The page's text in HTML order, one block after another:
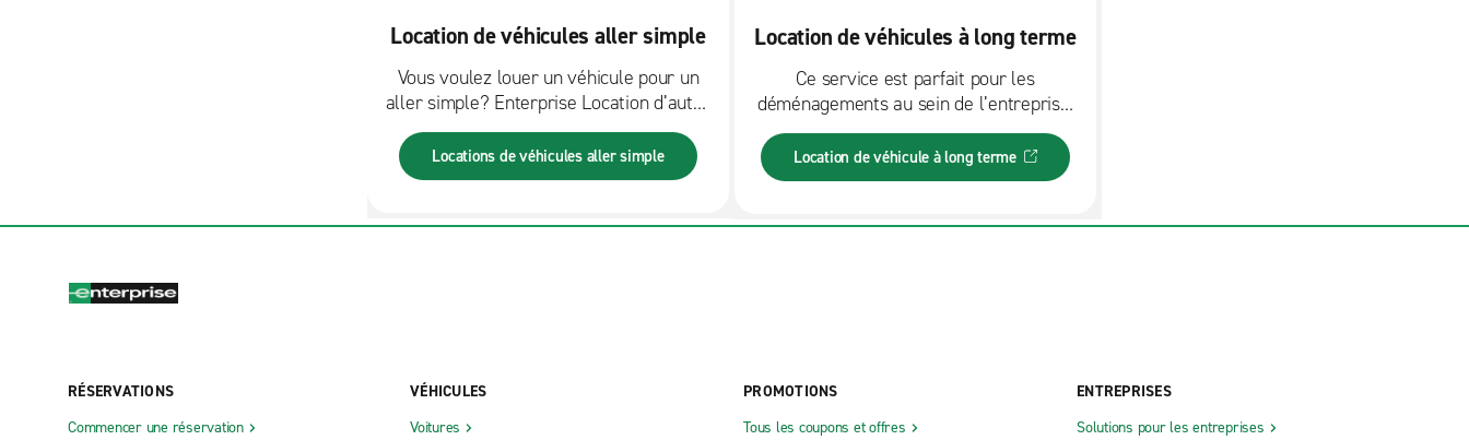
Location de véhicules aller simple
Vous voulez louer un véhicule pour un
aller simple? Enterprise Location d’autos
offre des locations de voiture pour aller
simple pratiques. Nous avons une vaste
sélection de véhicules pour des voyages
de l’aéroport.
Locations de véhicules aller simple
Location de véhicules à long terme
Ce service est parfait pour les
déménagements au sein de l’entreprise,
les affectations temporaires, les
déplacements prolongés et bien plus
encore. Vous pouvez aussi vous en servir
parc.
Location de véhicule à long terme
RÉSERVATIONS
Commencer une réservation
VÉHICULES
Voitures
PROMOTIONS
Tous les coupons et offres
ENTREPRISES
Solutions pour les entreprises